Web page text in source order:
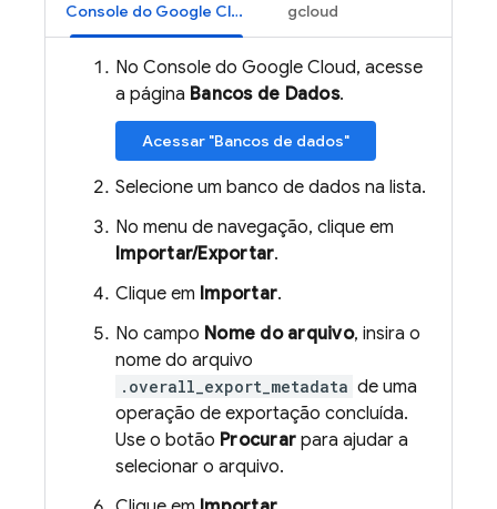
Console do Google Cloud gcloud
No Console do Google Cloud, acesse
a página Bancos de Dados.
Acessar "Bancos de dados"
Selecione um banco de dados na lista.
No menu de navegação, clique em
Importar/Exportar.
Clique em Importar.
No campo Nome do arquivo, insira o
nome do arquivo
.overall_export_metadata de uma
operação de exportação concluída.
Use o botão Procurar para ajudar a
selecionar o arquivo.